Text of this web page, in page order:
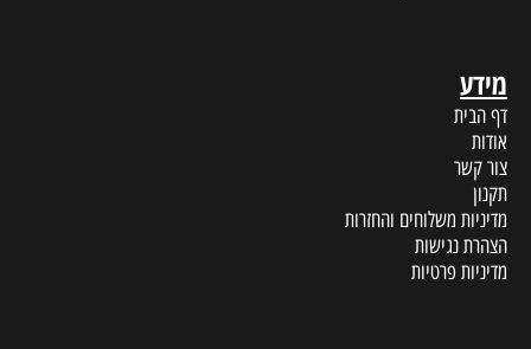
מידע
דף הבית
אודות
צור קשר
תקנון
מדיניות משלוחים והחזרות
הצהרת נגישות
מדיניות פרטיות